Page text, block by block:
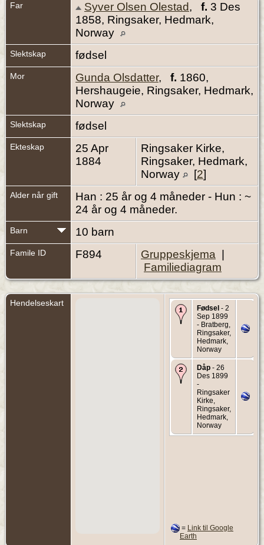
Far Syver Olsen Olestad, f. 3 Des
1858, Ringsaker, Hedmark,
Norway
Slektskap fødsel
Mor Gunda Olsdatter, f. 1860,
Hershaugeie, Ringsaker, Hedmark,
Norway
Slektskap fødsel
Ekteskap
25 Apr
1884
Ringsaker Kirke,
Ringsaker, Hedmark,
Norway
[2]
Alder når gift
Han : 25 år og 4 måneder - Hun : ~
24 år og 4 måneder.
Barn 10 barn
Famile ID F894 Gruppeskjema
Familiediagram
Hendelseskart
Fødsel - 2
Sep 1899
- Bratberg,
Ringsaker,
Hedmark,
Norway
Dåp - 26
Des 1899
-
Ringsaker
Kirke,
Ringsaker,
Hedmark,
Norway
= Link til Google
Earth